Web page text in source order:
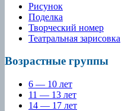
Рисунок
Поделка
Творческий номер
Театральная зарисовка
Возрастные группы
6 — 10 лет
11 — 13 лет
14 — 17 лет